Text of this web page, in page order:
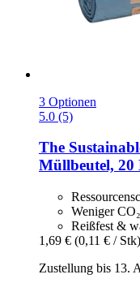
3 Optionen
5.0 (5)
The
Müllbeutel, 20
Weniger
Reißfest &
1,69 € (0,11 € / Stk)
Zustellung bis 13.